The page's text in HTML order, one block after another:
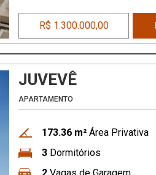
R$ 1.300.000,00
JUVEVÊ
APARTAMENTO
173.36 m² Área Privativa
3 Dormitórios